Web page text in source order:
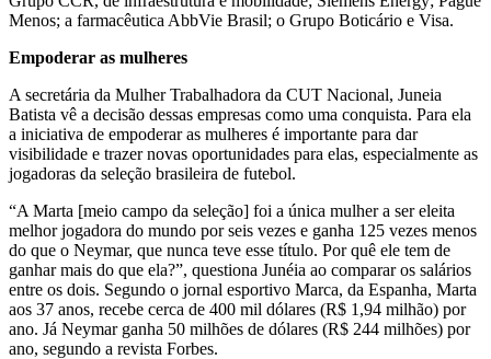
Menos; a farmacêutica AbbVie Brasil; o Grupo Boticário e Visa.
Empoderar as mulheres
A secretária da Mulher Trabalhadora da CUT Nacional, Juneia
Batista vê a decisão dessas empresas como uma conquista. Para ela
a iniciativa de empoderar as mulheres é importante para dar
visibilidade e trazer novas oportunidades para elas, especialmente as
jogadoras da seleção brasileira de futebol.
“A Marta [meio campo da seleção] foi a única mulher a ser eleita
melhor jogadora do mundo por seis vezes e ganha 125 vezes menos
do que o Neymar, que nunca teve esse título. Por quê ele tem de
ganhar mais do que ela?”, questiona Junéia ao comparar os salários
entre os dois. Segundo o jornal esportivo Marca, da Espanha, Marta
aos 37 anos, recebe cerca de 400 mil dólares (R$ 1,94 milhão) por
ano. Já Neymar ganha 50 milhões de dólares (R$ 244 milhões) por
ano, segundo a revista Forbes.